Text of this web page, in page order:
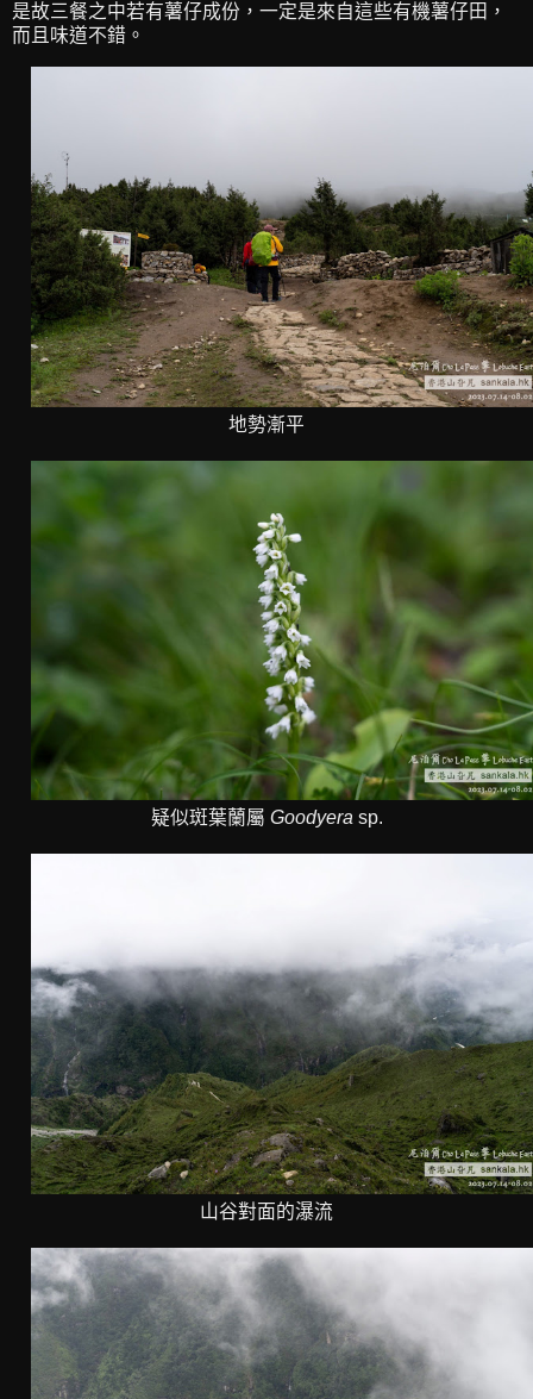
是故三餐之中若有薯仔成份，一定是來自這些有機薯仔田，
而且味道不錯。
地勢漸平
疑似斑葉蘭屬 Goodyera sp.
山谷對面的瀑流